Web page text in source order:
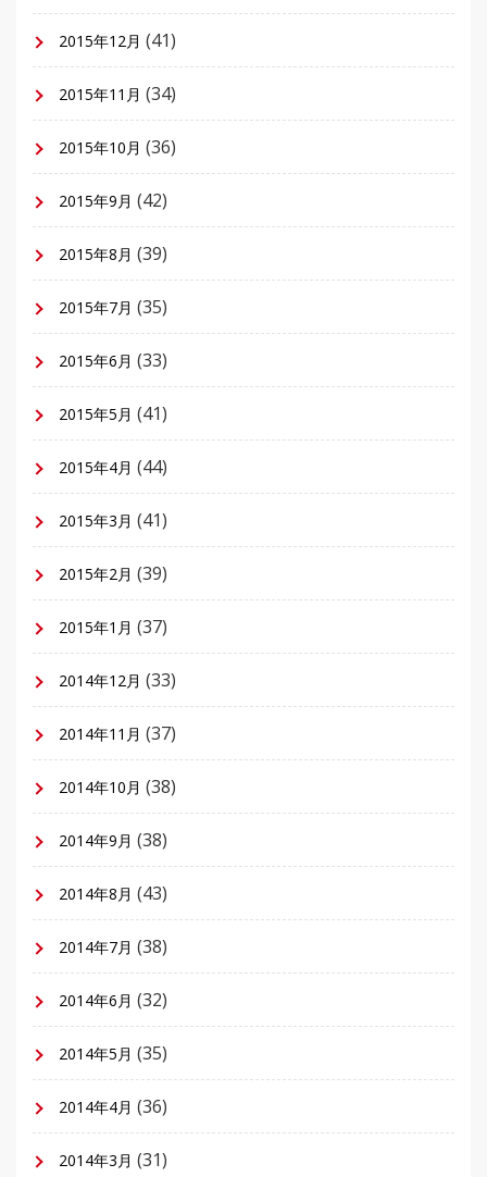
2015年12月 (41)
2015年11月 (34)
2015年10月 (36)
2015年9月 (42)
2015年8月 (39)
2015年7月 (35)
2015年6月 (33)
2015年5月 (41)
2015年4月 (44)
2015年3月 (41)
2015年2月 (39)
2015年1月 (37)
2014年12月 (33)
2014年11月 (37)
2014年10月 (38)
2014年9月 (38)
2014年8月 (43)
2014年7月 (38)
2014年6月 (32)
2014年5月 (35)
2014年4月 (36)
2014年3月 (31)